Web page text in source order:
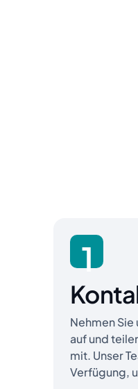
1
Nehmen
auf und
mit. Unser
Verfügung,